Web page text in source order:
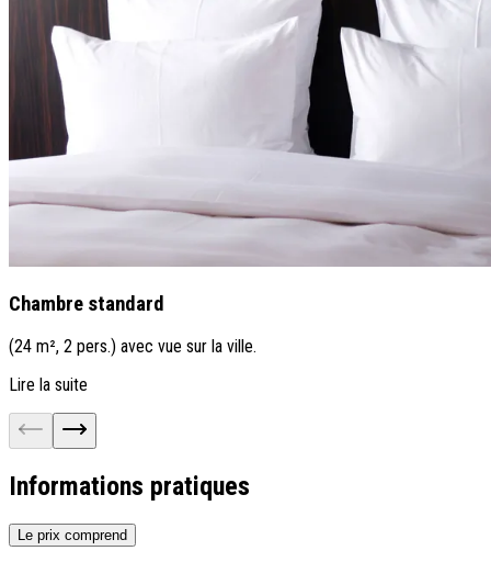
Chambre standard
(24 m², 2 pers.) avec vue sur la ville.
Lire la suite
Informations pratiques
Le prix comprend